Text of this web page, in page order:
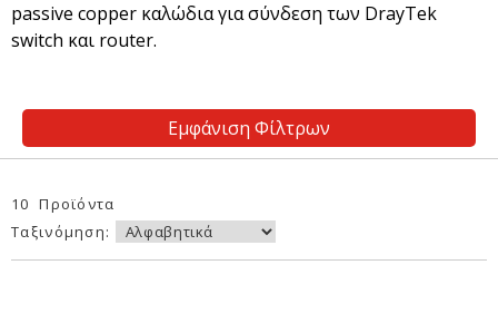
passive copper καλώδια για σύνδεση των DrayTek
switch και router.
Εμφάνιση Φίλτρων
10 Προϊόντα
Ταξινόμηση: